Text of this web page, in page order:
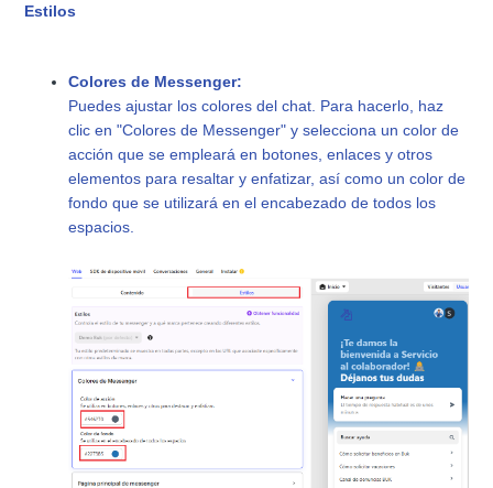
Estilos
Colores de Messenger:
Puedes ajustar los colores del chat. Para hacerlo, haz
clic en "Colores de Messenger" y selecciona un color de
acción que se empleará en botones, enlaces y otros
elementos para resaltar y enfatizar, así como un color de
fondo que se utilizará en el encabezado de todos los
espacios.